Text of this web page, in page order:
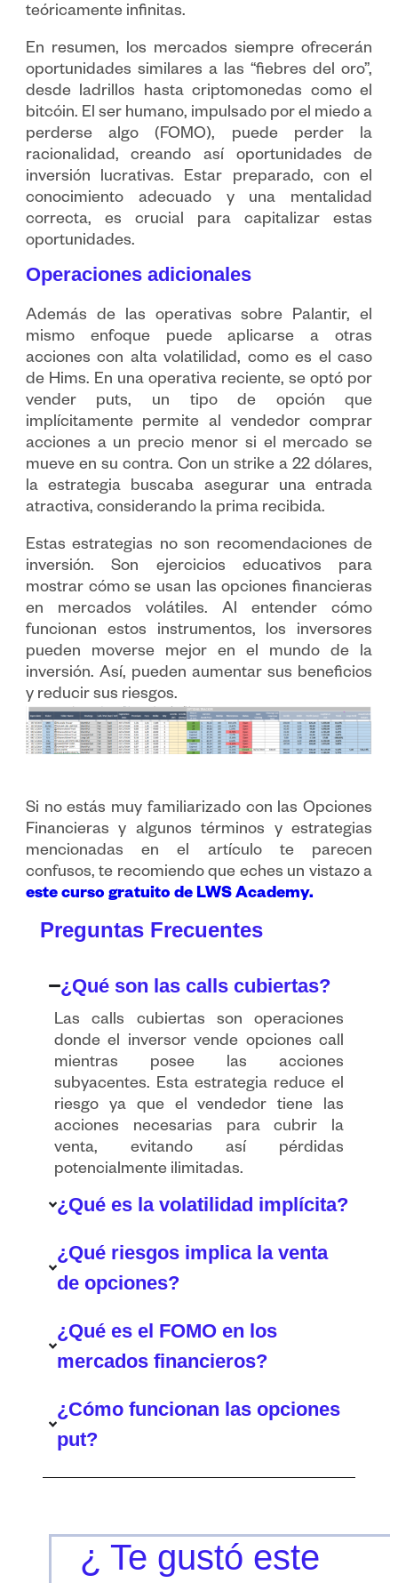
teóricamente infinitas.
En resumen, los mercados siempre ofrecerán
oportunidades similares a las “fiebres del oro”,
desde ladrillos hasta criptomonedas como el
bitcóin. El ser humano, impulsado por el miedo a
perderse algo (FOMO), puede perder la
racionalidad, creando así oportunidades de
inversión lucrativas. Estar preparado, con el
conocimiento adecuado y una mentalidad
correcta, es crucial para capitalizar estas
oportunidades.
Operaciones adicionales
Además de las operativas sobre Palantir, el
mismo enfoque puede aplicarse a otras
acciones con alta volatilidad, como es el caso
de Hims. En una operativa reciente, se optó por
vender puts, un tipo de opción que
implícitamente permite al vendedor comprar
acciones a un precio menor si el mercado se
mueve en su contra. Con un strike a 22 dólares,
la estrategia buscaba asegurar una entrada
atractiva, considerando la prima recibida.
Estas estrategias no son recomendaciones de
inversión. Son ejercicios educativos para
mostrar cómo se usan las opciones financieras
en mercados volátiles. Al entender cómo
funcionan estos instrumentos, los inversores
pueden moverse mejor en el mundo de la
inversión. Así, pueden aumentar sus beneficios
y reducir sus riesgos.
Si no estás muy familiarizado con las Opciones
Financieras y algunos términos y estrategias
mencionadas en el artículo te parecen
confusos, te recomiendo que eches un vistazo a
este curso gratuito de LWS Academy.
Preguntas Frecuentes
¿Qué son las calls cubiertas?
Las calls cubiertas son operaciones
donde el inversor vende opciones call
mientras posee las acciones
subyacentes. Esta estrategia reduce el
riesgo ya que el vendedor tiene las
acciones necesarias para cubrir la
venta, evitando así pérdidas
potencialmente ilimitadas.
¿Qué es la volatilidad implícita?
¿Qué riesgos implica la venta
de opciones?
¿Qué es el FOMO en los
mercados financieros?
¿Cómo funcionan las opciones
put?
¿ Te gustó este